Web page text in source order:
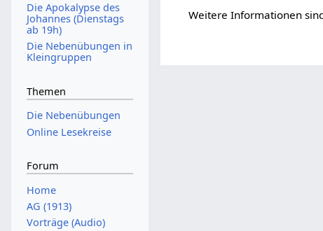
Weitere Informationen
Die Apokalypse des
Johannes (Dienstags
ab 19h)
Die Nebenübungen in
Kleingruppen
Themen
Die Nebenübungen
Online Lesekreise
Forum
Home
AG (1913)
Vorträge (Audio)